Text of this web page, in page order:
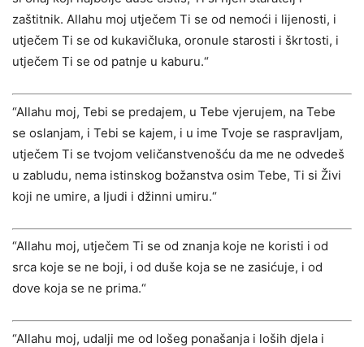
zaštitnik. Allahu moj utječem Ti se od nemoći i lijenosti, i
utječem Ti se od kukavičluka, oronule starosti i škrtosti, i
utječem Ti se od patnje u kaburu.“
“Allahu moj, Tebi se predajem, u Tebe vjerujem, na Tebe
se oslanjam, i Tebi se kajem, i u ime Tvoje se raspravljam,
utječem Ti se tvojom veličanstvenošću da me ne odvedeš
u zabludu, nema istinskog božanstva osim Tebe, Ti si Živi
koji ne umire, a ljudi i džinni umiru.“
“Allahu moj, utječem Ti se od znanja koje ne koristi i od
srca koje se ne boji, i od duše koja se ne zasićuje, i od
dove koja se ne prima.“
“Allahu moj, udalji me od lošeg ponašanja i loših djela i